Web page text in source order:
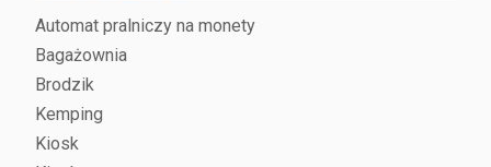
Automat pralniczy na monety
Bagażownia
Brodzik
Kemping
Kiosk